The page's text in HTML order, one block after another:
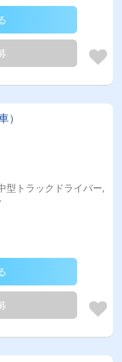
）
型トラックドライバー,